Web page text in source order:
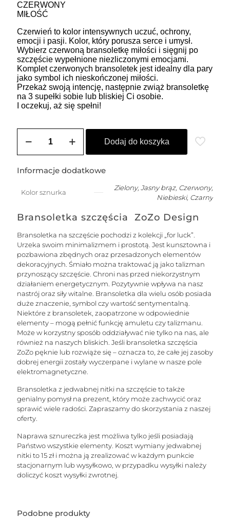
CZERWONY
MIŁOŚĆ
Czerwień to kolor intensywnych uczuć, ochrony,
emocji i pasji. Kolor, który porusza serce i umysł.
Wybierz czerwoną bransoletkę miłości i sięgnij po
szczęście wypełnione niezliczonymi emocjami.
Komplet czerwonych bransoletek jest idealny dla pary
jako symbol ich nieskończonej miłości.
Przekaż swoją intencję, następnie zwiąż bransoletkę
na 3 supełki sobie lub bliskiej Ci osobie.
I oczekuj, aż się spełni!
SOLE
na
łańcuszku
nitką
-
srebrna
Dodaj do koszyka
Informacje dodatkowe
Kolor sznurka
Zielony, Jasny brąz, Czerwony,
Niebieski, Czarny
Bransoletka szczęścia ZoZo Design
Bransoletka na szczęście pochodzi z kolekcji „for luck”.
Urzeka swoim minimalizmem i prostotą. Jest kunsztowna i
pozbawiona zbędnych oraz przesadzonych elementów
dekoracyjnych. Śmiało można traktować ją jako talizman
przynoszący szczęście. Chroni nas przed niekorzystnym
działaniem energetycznym. Pozytywnie wpływa na nasz
nastrój oraz siły witalne. Bransoletka dla wielu osób posiada
duże znaczenie, symbol czy wartość sentymentalną.
Niektóre z bransoletek, zaopatrzone w odpowiednie
elementy – mogą pełnić funkcję amuletu czy talizmanu.
Może w korzystny sposób oddziaływać nie tylko na nas, ale
również na naszych bliskich. Jeśli bransoletka szczęścia
ZoZo pęknie lub rozwiąże się – oznacza to, że całe jej zasoby
dobrej energii zostały wyczerpane i wylane w nasze pole
elektromagnetyczne.
Bransoletka z jedwabnej nitki na szczęście to także
genialny pomysł na prezent, który może zachwycić oraz
sprawić wiele radości. Zapraszamy do skorzystania z naszej
oferty.
Naprawa sznureczka jest możliwa tylko jeśli posiadają
Państwo wszystkie elementy. Koszt wymiany jedwabnej
nitki to 15 zł i można ją zrealizować w każdym punkcie
stacjonarnym lub wysyłkowo, w przypadku wysyłki należy
doliczyć koszt wysyłki zwrotnej.
Podobne produkty